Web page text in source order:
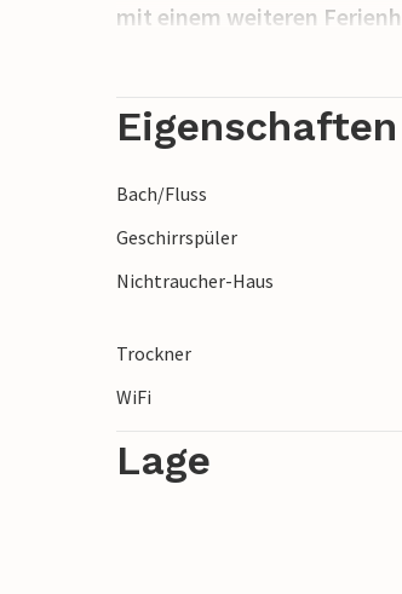
mit einem weiteren
zu mieten und sich dort zu
Die Umgebung bietet
nach nur 100 m und nach
Orrenäsasjön Sees mit
Sie befinden sich auch in
Auswahl an Geschäften,
Freuen Sie sich auf einen
Eigenschaften
Bach/Fluss
Geschirrspüler
Nichtraucher-Haus
Trockner
WiFi
Lage